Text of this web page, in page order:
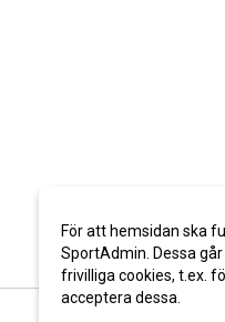
För att hemsidan ska
SportAdmin. Dessa
frivilliga cookies, t.ex.
acceptera dessa.